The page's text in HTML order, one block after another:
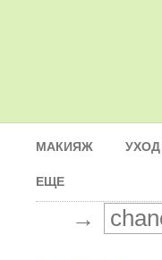
МАКИЯЖ УХОД
ЕЩЕ
→